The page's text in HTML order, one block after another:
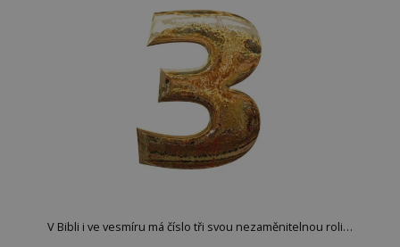
V Bibli i ve vesmíru má číslo tři svou nezaměnitelnou roli…